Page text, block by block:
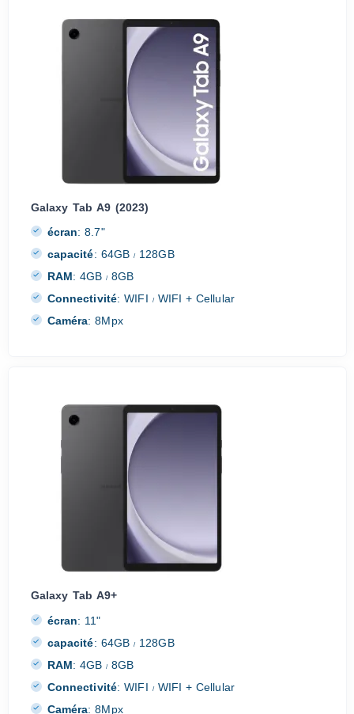
Galaxy Tab A9 (2023)
écran: 8.7"
capacité: 64GB/ 128GB
RAM: 4GB/ 8GB
Connectivité: WIFI /WIFI + Cellular
Caméra: 8Mpx
Galaxy Tab A9+
écran: 11"
capacité: 64GB/ 128GB
RAM: 4GB/ 8GB
Connectivité: WIFI /WIFI + Cellular
Caméra: 8Mpx